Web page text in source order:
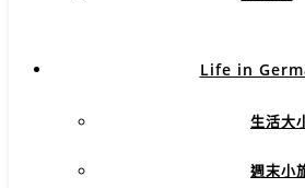
Life in
生活大
週末小